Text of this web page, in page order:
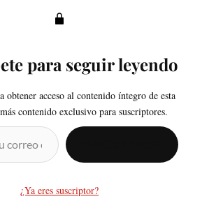
para seguir leyendo
obtener acceso al contenido íntegro de esta
contenido exclusivo para suscriptores.
¿Ya eres suscriptor?